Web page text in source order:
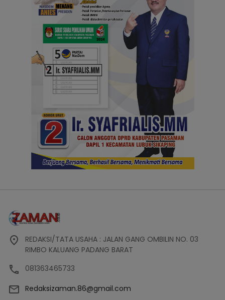
REDAKSI/TATA USAHA : JALAN GANG OMBILIN NO. 03
RIMBO KALUANG PADANG BARAT
081363465733
Redaksizaman.86@gmail.com